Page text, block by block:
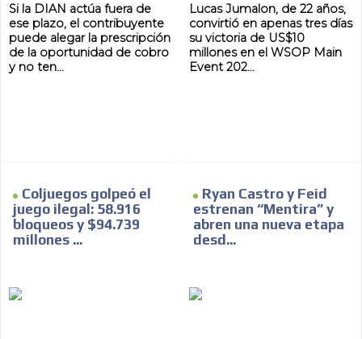
Si la DIAN actúa fuera de
ese plazo, el contribuyente
puede alegar la prescripción
de la oportunidad de cobro
y no ten...
Lucas Jumalon, de 22 años,
convirtió en apenas tres días
su victoria de US$10
millones en el WSOP Main
Event 202...
Coljuegos golpeó el
juego ilegal: 58.916
bloqueos y $94.739
millones ...
Ryan Castro y Feid
estrenan “Mentira” y
abren una nueva etapa
desd...